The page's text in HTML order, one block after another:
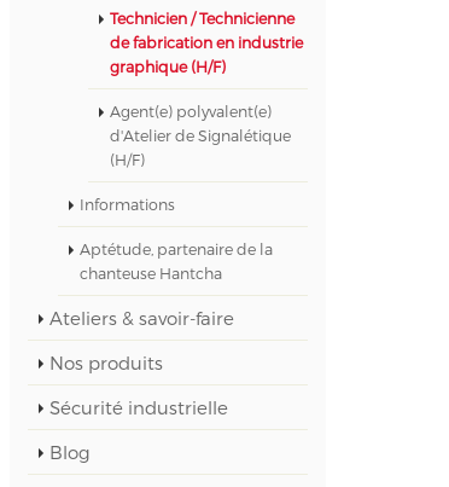
Technicien / Technicienne
de fabrication en industrie
graphique (H/F)
Agent(e) polyvalent(e)
d'Atelier de Signalétique
(H/F)
Informations
Aptétude, partenaire de la
chanteuse Hantcha
Ateliers & savoir-faire
Nos produits
Sécurité industrielle
Blog